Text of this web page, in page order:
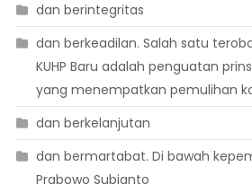
dan berintegritas
dan berkeadilan. Salah satu
KUHP Baru adalah penguatan
yang menempatkan pemulihan
dan berkelanjutan
dan bermartabat. Di bawah
Prabowo Subianto